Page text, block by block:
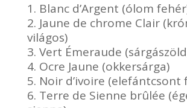
1. Blanc d’Argent (ólom
2. Jaune de chrome Clair
világos)
3. Vert Émeraude
4. Ocre Jaune (okkersárga)
5. Noir d’ivoire (elefántcsont
6. Terre de Sienne brûlée